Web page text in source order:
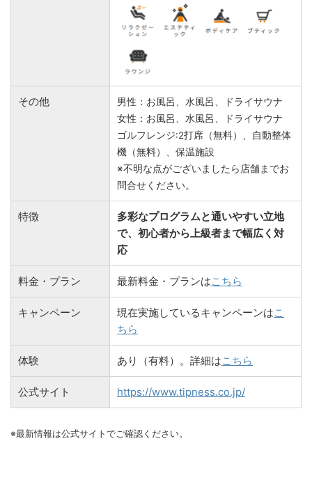
その他
男性：お風呂、水風呂、ドライサウナ
女性：お風呂、水風呂、ドライサウナ
ゴルフレンジ:2打席（無料）、自動整体
機（無料）、保温施設
※不明な点がございましたら店舗までお
問合せください。
特徴
多彩なプログラムと通いやすい立地
で、初心者から上級者まで幅広く対
応
料金・プラン 最新料金・プランはこちら
キャンペーン 現在実施しているキャンペーンはこ
ちら
体験 あり（有料）。詳細はこちら
公式サイト https://www.tipness.co.jp/
※最新情報は公式サイトでご確認ください。